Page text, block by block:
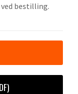
bestilling.